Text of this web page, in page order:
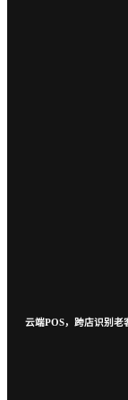
云端POS，跨店识别老